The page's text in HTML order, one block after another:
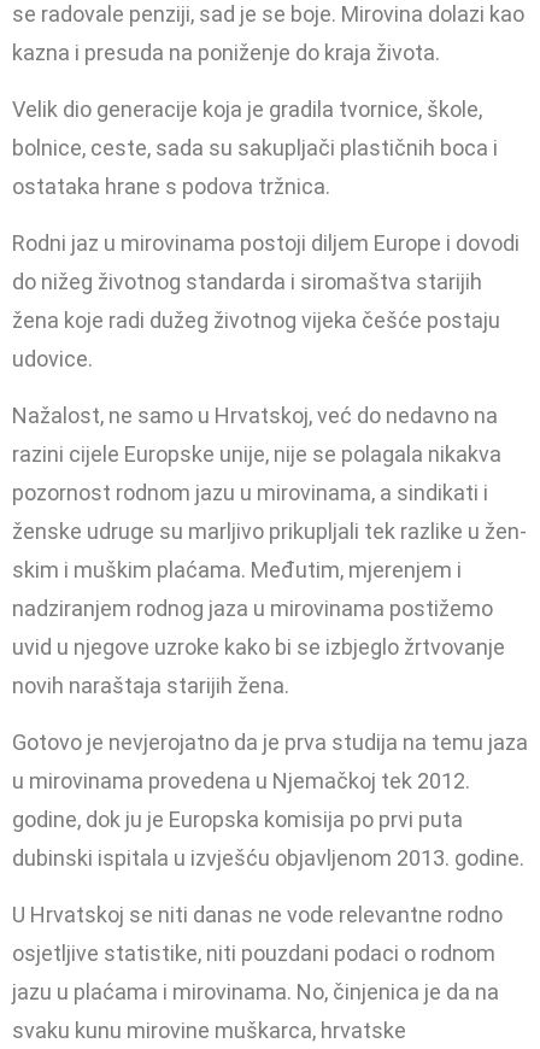
se radovale penziji, sad je se boje. Mirovina dolazi kao
kazna i presuda na po­niženje do kraja života.
Velik dio generacije koja je gradila tvornice, škole,
bolnice, ceste, sada su sakupljači plastičnih boca i
ostataka hrane s podova tržnica.
Rodni jaz u mirovina­ma postoji diljem Europe i dovodi
do nižeg životnog standarda i siromaštva starijih
žena koje radi dužeg život­nog vijeka češće postaju
udovice.
Nažalost, ne samo u Hrvatskoj, već do nedavno na
razini cijele Eu­ropske unije, nije se polagala nikakva
pozornost rodnom jazu u mirovina­ma, a sindikati i
ženske udruge su marljivo prikupljali tek razlike u žen­
skim i muškim plaćama. Međutim, mjerenjem i
nadziranjem rodnog jaza u mirovinama postižemo
uvid u njegove uzroke kako bi se izbjeglo žrtvovanje
novih naraštaja starijih žena.
Gotovo je nevjerojatno da je prva studija na temu jaza
u mirovinama provedena u Njemačkoj tek 2012.
godine, dok ju je Europska komisija po prvi puta
dubinski ispitala u izvje­šću objavljenom 2013. godine.
U Hrvatskoj se niti danas ne vode relevantne rodno
osjetljive statistike, niti pouzdani podaci o rodnom
jazu u plaćama i mirovinama. No, činje­nica je da na
svaku kunu mirovine muškarca, hrvatske